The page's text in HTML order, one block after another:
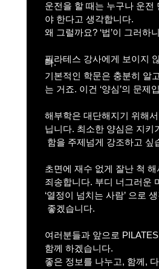
운전을 할 때는 누구나 운전
야 한다고 생각합니다.
왜 그럴까요? ‘법’이 그러하
필라테스 강사에게 보이지
다.
기본적인 학문은 충분히 알
는 거죠. 이건 ‘양심’의 문제
해부학은 대단해지기 위해
닙니다. 최소한 양심은 지키
함을 주제넘게 강조하고 싶
초면에 재수 없게 잘난 척 해
죄송합니다. 부디 너그러운
‘열정이 넘치는 사람’ 으로
좋겠습니다.
여러분들과 앞으로
함께 하겠습니다.
좋은 정보를 나누고, 함께,